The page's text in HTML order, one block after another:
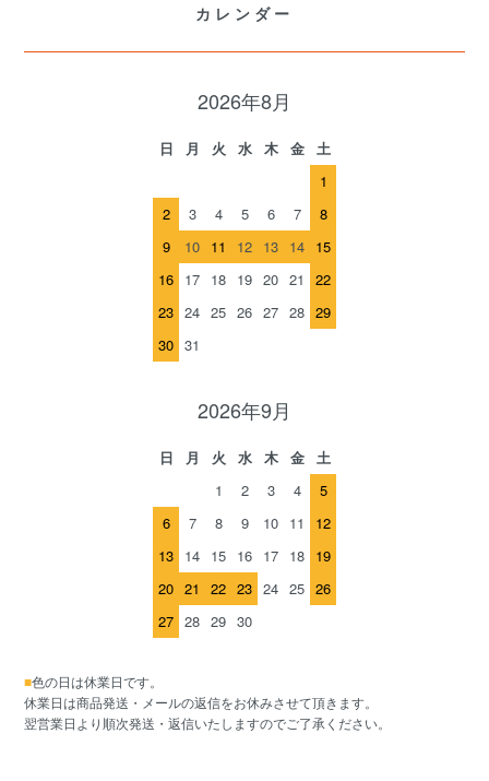
カレンダー
2026年8月
日 月 火 水 木 金
土
1
2
3 4 5 6 7
8
9
10 11 12 13 14 15
16 17 18 19 20 21
22
23 24 25 26 27 28 29
30 31
2026年9月
日 月 火 水 木 金
土
1
2 3 4
5
6
7 8 9 10 11
12
13 14 15 16 17 18 19
20 21 22 23 24 25 26
27 28 29 30
■色の日は休業日です。
休業日は商品発送・メールの返信をお休みさせて頂きます。
翌営業日より順次発送・返信いたしますのでご了承ください。